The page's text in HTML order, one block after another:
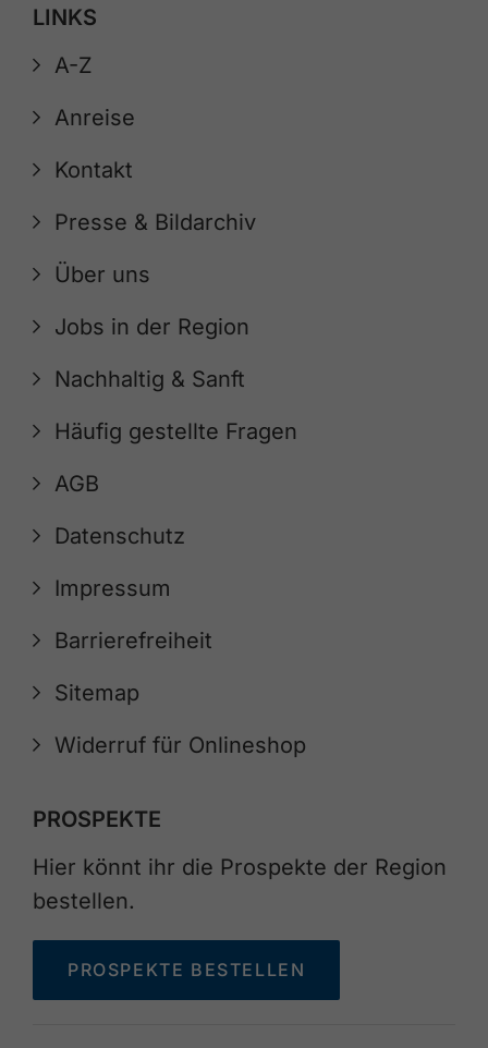
LINKS
A-Z
Anreise
Kontakt
Presse & Bildarchiv
Über uns
Jobs in der Region
Nachhaltig & Sanft
Häufig gestellte Fragen
AGB
Datenschutz
Impressum
Barrierefreiheit
Sitemap
Widerruf für Onlineshop
PROSPEKTE
Hier könnt ihr die Prospekte der Region
bestellen.
PROSPEKTE BESTELLEN